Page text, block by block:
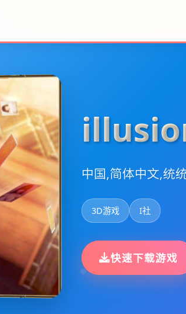
中国,简体中文,统
3D游戏 I社
快速下载游戏